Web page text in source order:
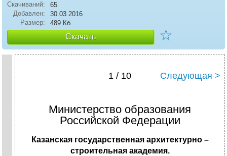
Скачиваний:
65
Добавлен:
30.03.2016
Размер:
489 Кб
Скачать ☆
1 / 10 Следующая >
Министерство образования
Российской Федерации
Казанская государственная архитектурно –
строительная академия.